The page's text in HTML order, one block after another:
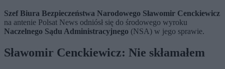
Szef Biura Bezpieczeństwa Narodowego Sławomir Cenckiewicz
na antenie Polsat News odniósł się do środowego wyroku
Naczelnego Sądu Administracyjnego (NSA) w jego sprawie.
Sławomir Cenckiewicz: Nie skłamałem